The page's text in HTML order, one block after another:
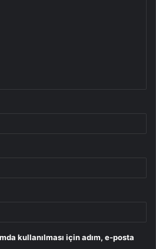
kullanılması için adım, e-posta